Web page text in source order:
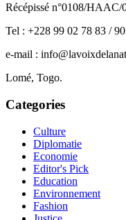
Récépissé n°0108/HAAC/
Tel : +228 99 02 78 83 /
e-mail :
Lomé, Togo.
Categories
Culture
Diplomatie
Economie
Editor's Pick
Education
Environnement
Fashion